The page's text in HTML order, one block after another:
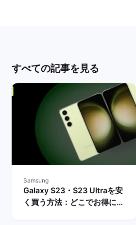
すべての記事を見る
Samsung
Galaxy S23・S23 Ultraを安
く買う方法：どこでお得に購